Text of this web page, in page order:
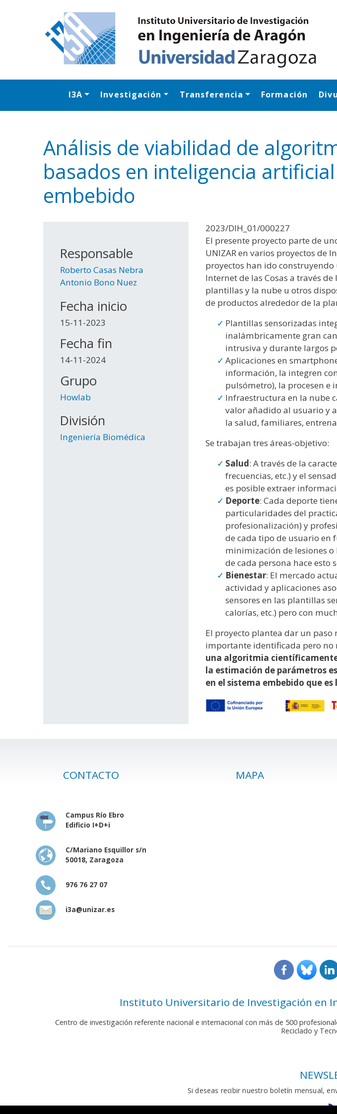
I3A Investigación Transferencia Formación
Análisis de viabilidad de
basados en inteligencia
embebido
Responsable
Roberto Casas Nebra
Antonio Bono Nuez
Fecha inicio
15-11-2023
Fecha fin
14-11-2024
Grupo
Howlab
División
Ingeniería Biomédica
2023/DIH_01/000227
El presente proyecto parte de
UNIZAR en varios proyectos de
proyectos han ido construyendo
Internet de las Cosas a través
plantillas y la nube u otros
de productos alrededor de la
Plantillas sensorizadas
inalámbricamente gran
intrusiva y durante largos
Aplicaciones en
información, la integren
pulsómetro), la procesen e
Infraestructura en la nube
valor añadido al usuario y
la salud, familiares,
Se trabajan tres áreas-objetivo:
Salud: A través de la
frecuencias, etc.) y el
es posible extraer
Deporte: Cada deporte
particularidades del
profesionalización) y
de cada tipo de usuario en
minimización de lesiones
de cada persona hace esto
Bienestar: El mercado
actividad y aplicaciones
sensores en las plantillas
calorías, etc.) pero con
El proyecto plantea dar un
importante identificada pero no
una algoritmia
la estimación de parámetros
en el sistema embebido que
CONTACTO
Campus Río Ebro
Edificio I+D+i
C/Mariano Esquillor s/n
50018, Zaragoza
976 76 27 07
i3a@unizar.es
MAPA
Instituto Universitario de Investigación en
Centro de investigación referente nacional e internacional con más de 500
Reciclado y
Si deseas recibir nuestro boletín mensual,